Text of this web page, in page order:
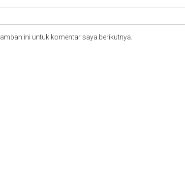
ini untuk komentar saya berikutnya.